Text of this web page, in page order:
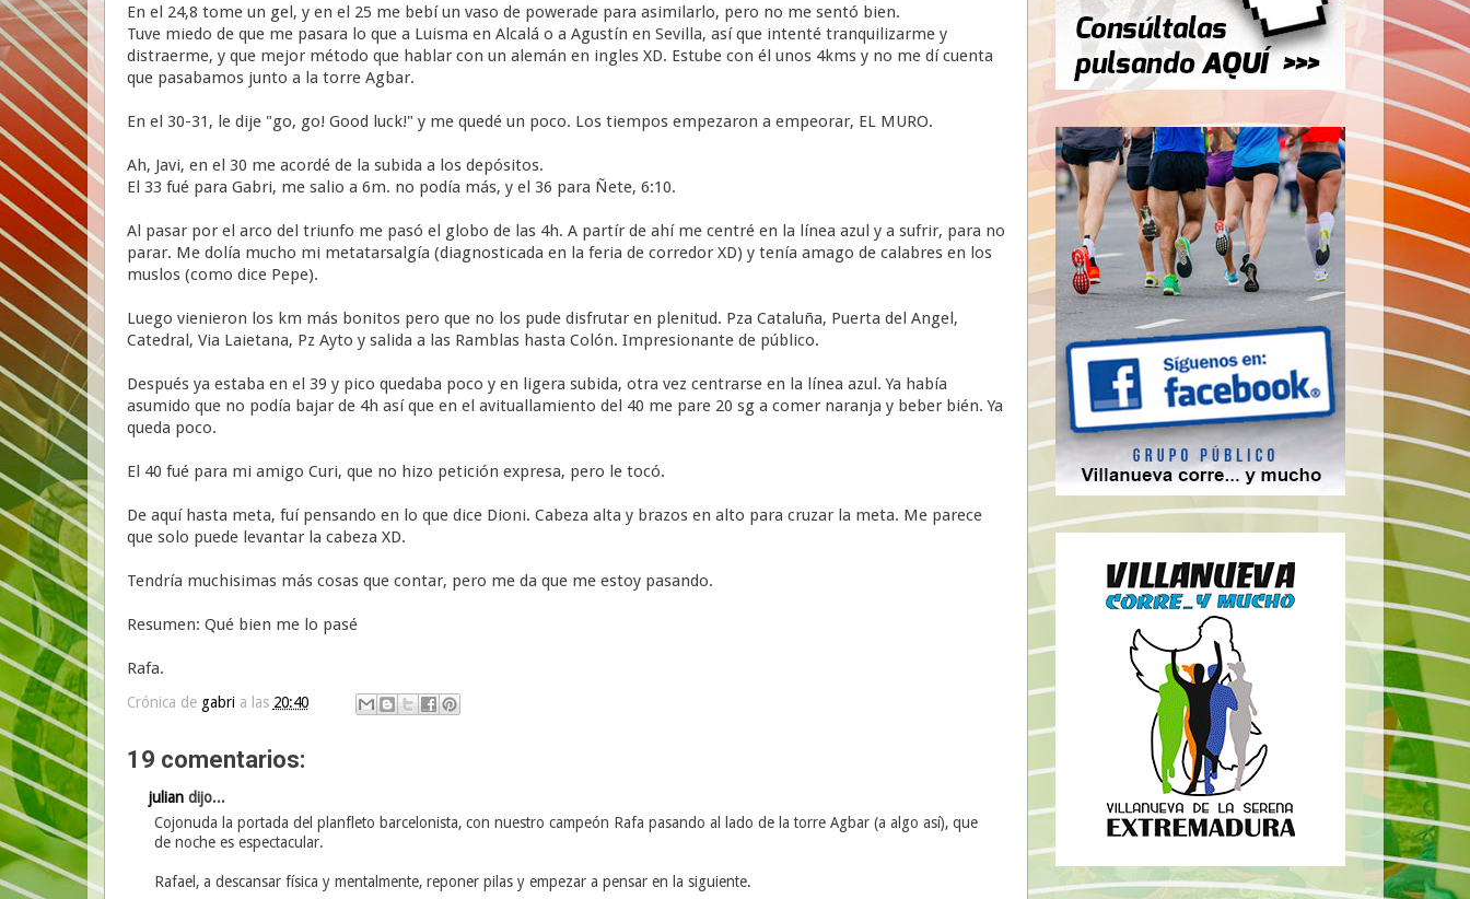
En el 24,8 tome un gel, y en el 25 me bebí un vaso de powerade para asimilarlo, pero no me sentó bien.
Tuve miedo de que me pasara lo que a Luisma en Alcalá o a Agustín en Sevilla, así que intenté tranquilizarme y
distraerme, y que mejor método que hablar con un alemán en ingles XD. Estube con él unos 4kms y no me dí cuenta
que pasabamos junto a la torre Agbar.
En el 30-31, le dije "go, go! Good luck!" y me quedé un poco. Los tiempos empezaron a empeorar, EL MURO.
Ah, Javi, en el 30 me acordé de la subida a los depósitos.
El 33 fué para Gabri, me salio a 6m. no podía más, y el 36 para Ñete, 6:10.
Al pasar por el arco del triunfo me pasó el globo de las 4h. A partír de ahí me centré en la línea azul y a sufrir, para no
parar. Me dolía mucho mi metatarsalgía (diagnosticada en la feria de corredor XD) y tenía amago de calabres en los
muslos (como dice Pepe).
Luego vienieron los km más bonitos pero que no los pude disfrutar en plenitud. Pza Cataluña, Puerta del Angel,
Catedral, Via Laietana, Pz Ayto y salida a las Ramblas hasta Colón. Impresionante de público.
Después ya estaba en el 39 y pico quedaba poco y en ligera subida, otra vez centrarse en la línea azul. Ya había
asumido que no podía bajar de 4h así que en el avituallamiento del 40 me pare 20 sg a comer naranja y beber bién. Ya
queda poco.
El 40 fué para mi amigo Curi, que no hizo petición expresa, pero le tocó.
De aquí hasta meta, fuí pensando en lo que dice Dioni. Cabeza alta y brazos en alto para cruzar la meta. Me parece
que solo puede levantar la cabeza XD.
Tendría muchisimas más cosas que contar, pero me da que me estoy pasando.
Resumen: Qué bien me lo pasé
Rafa.
Crónica de gabri a las 20:40
19 comentarios:
juliandijo...
Cojonuda la portada del planfleto barcelonista, con nuestro campeón Rafa pasando al lado de la torre Agbar (a algo así), que
de noche es espectacular.
Rafael, a descansar física y mentalmente, reponer pilas y empezar a pensar en la siguiente.